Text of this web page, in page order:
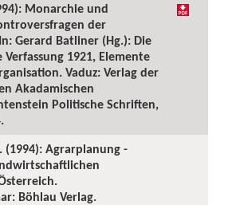
Monarchie und
der
Gerard Batliner (Hg.): Die
1921, Elemente
Vaduz: Verlag der
Akadamischen
Politische Schriften,
(1994): Agrarplanung -
Böhlau Verlag.